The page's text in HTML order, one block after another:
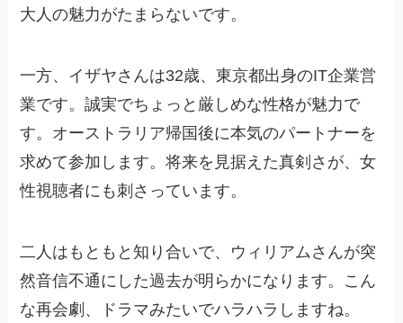
大人の魅力がたまらないです。
一方、イザヤさんは32歳、東京都出身のIT企業営
業です。誠実でちょっと厳しめな性格が魅力で
す。オーストラリア帰国後に本気のパートナーを
求めて参加します。将来を見据えた真剣さが、女
性視聴者にも刺さっています。
二人はもともと知り合いで、ウィリアムさんが突
然音信不通にした過去が明らかになります。こん
な再会劇、ドラマみたいでハラハラしますね。​